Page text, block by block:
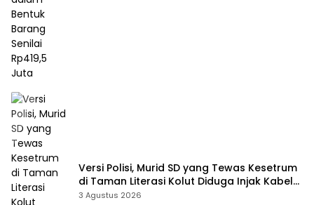
Versi Polisi, Murid SD yang Tewas Kesetrum
di Taman Literasi Kolut Diduga Injak Kabel
Beraliran Listrik
3 Agustus 2026